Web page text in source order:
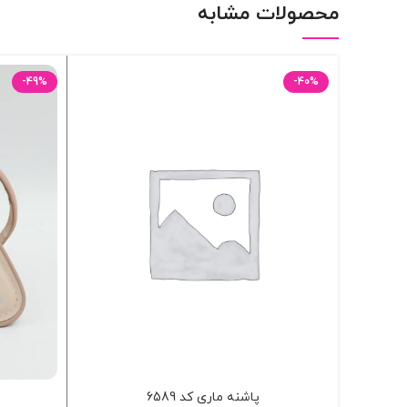
محصولات مشابه
-40%
پاشنه ماری کد 6589
-49%